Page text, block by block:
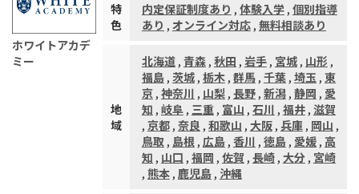
ホワイトアカデ
ミー
特
色
内定保証制度あり , 体験入学, 個別指導
あり , オンライン対応, 無料相談あり
地
域
北海道, 青森, 秋田 , 岩手, 宮城, 山形 ,
福島, 茨城, 栃木, 群馬, 千葉, 埼玉, 東
京, 神奈川 , 山梨, 長野, 新潟, 静岡 , 愛
知 , 岐阜, 三重, 富山 , 石川 , 福井, 滋賀
, 京都, 奈良 , 和歌山 , 大阪, 兵庫, 岡山 ,
鳥取, 島根, 広島, 香川 , 徳島, 愛媛, 高
知 , 山口 , 福岡 , 佐賀 , 長崎, 大分, 宮崎
, 熊本, 鹿児島, 沖縄